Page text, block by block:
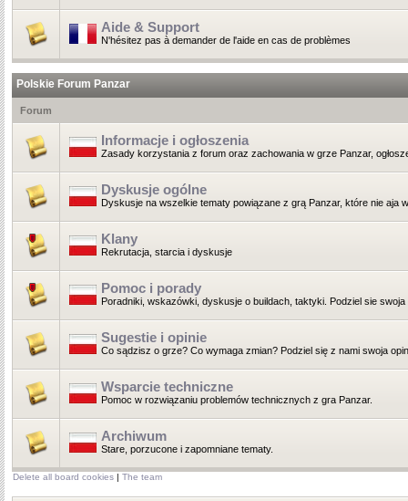
Aide & Support
N'hésitez pas à demander de l'aide en cas de problèmes
Polskie Forum Panzar
Forum
Informacje i ogłoszenia
Zasady korzystania z forum oraz zachowania w grze Panzar,
Dyskusje ogólne
Dyskusje na wszelkie tematy powiązane z grą Panzar, które nie aja
Klany
Rekrutacja, starcia i dyskusje
Pomoc i porady
Poradniki, wskazówki, dyskusje o buildach, taktyki. Podziel sie swoja
Sugestie i opinie
Co sądzisz o grze? Co wymaga zmian? Podziel się z nami swoja
Wsparcie techniczne
Pomoc w rozwiązaniu problemów technicznych z gra Panzar.
Archiwum
Stare, porzucone i zapomniane tematy.
Delete all board cookies | The team